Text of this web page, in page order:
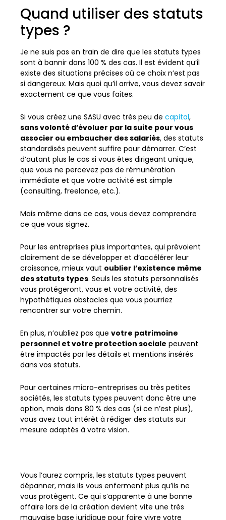
Quand utiliser des statuts
types ?
Je ne suis pas en train de dire que les statuts types
sont à bannir dans 100 % des cas. Il est évident qu’il
existe des situations précises où ce choix n’est pas
si dangereux. Mais quoi qu’il arrive, vous devez savoir
exactement ce que vous faites.
Si vous créez une SASU avec très peu de capital,
sans volonté d’évoluer par la suite pour vous
associer ou embaucher des salariés, des statuts
standardisés peuvent suffire pour démarrer. C’est
d’autant plus le cas si vous êtes dirigeant unique,
que vous ne percevez pas de rémunération
immédiate et que votre activité est simple
(consulting, freelance, etc.).
Mais même dans ce cas, vous devez comprendre
ce que vous signez.
Pour les entreprises plus importantes, qui prévoient
clairement de se développer et d’accélérer leur
croissance, mieux vaut oublier l’existence même
des statuts types. Seuls les statuts personnalisés
vous protégeront, vous et votre activité, des
hypothétiques obstacles que vous pourriez
rencontrer sur votre chemin.
En plus, n’oubliez pas que votre patrimoine
personnel et votre protection sociale peuvent
être impactés par les détails et mentions insérés
dans vos statuts.
Pour certaines micro-entreprises ou très petites
sociétés, les statuts types peuvent donc être une
option, mais dans 80 % des cas (si ce n’est plus),
vous avez tout intérêt à rédiger des statuts sur
mesure adaptés à votre vision.
Vous l’aurez compris, les statuts types peuvent
dépanner, mais ils vous enferment plus qu’ils ne
vous protègent. Ce qui s’apparente à une bonne
affaire lors de la création devient vite une très
mauvaise base juridique pour faire vivre votre